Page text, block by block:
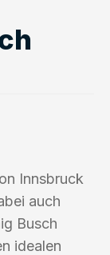
Innsbruck
auch
Busch
idealen